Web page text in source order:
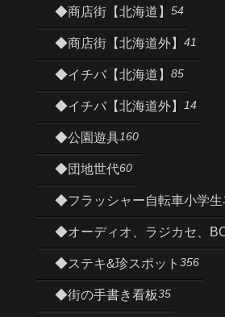
◆商店街【北海道】 54
◆商店街【北海道外】 41
◆イチバ【北海道】 85
◆イチバ【北海道外】 14
◆公園遊具160
◆団地世代60
◆フラッシャー自転車小学生
◆オーディオ、ラジカセ、
◆ステキ&珍スポット 356
◆街の手書き看板35